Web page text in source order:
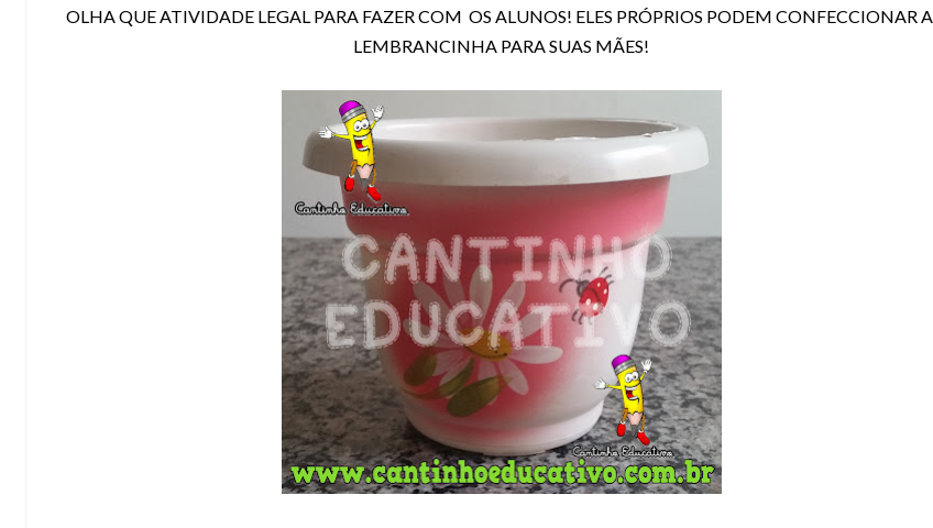
OLHA QUE ATIVIDADE LEGAL PARA FAZER COM OS ALUNOS! ELES PRÓPRIOS PODEM CONFECCIONAR A
LEMBRANCINHA PARA SUAS MÃES!